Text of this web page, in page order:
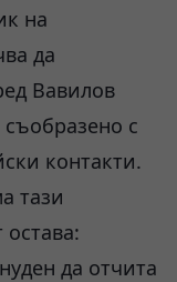
на
да
Вавилов
с
контакти.
тази
да отчита